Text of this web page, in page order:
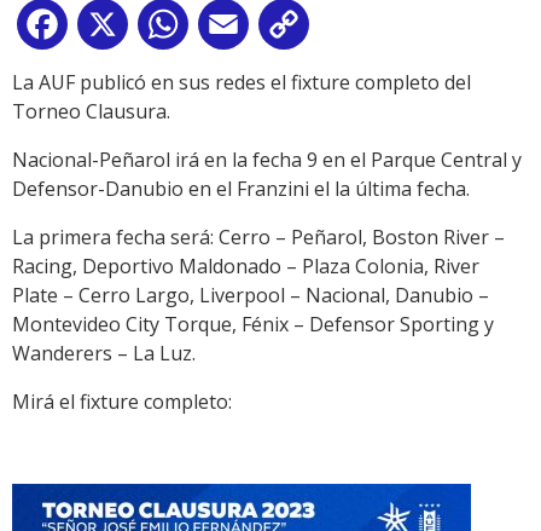
Facebook
X WhatsApp
Email
Link
La AUF publicó en sus redes el fixture completo del
Torneo Clausura.
Nacional-Peñarol irá en la fecha 9 en el Parque Central y
Defensor-Danubio en el Franzini el la última fecha.
La primera fecha será: Cerro – Peñarol, Boston River –
Racing, Deportivo Maldonado – Plaza Colonia, River
Plate – Cerro Largo, Liverpool – Nacional, Danubio –
Montevideo City Torque, Fénix – Defensor Sporting y
Wanderers – La Luz.
Mirá el fixture completo: